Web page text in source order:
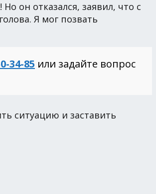
он отказался, заявил, что с
Я мог позвать
34-85 или задайте вопрос
ситуацию и заставить